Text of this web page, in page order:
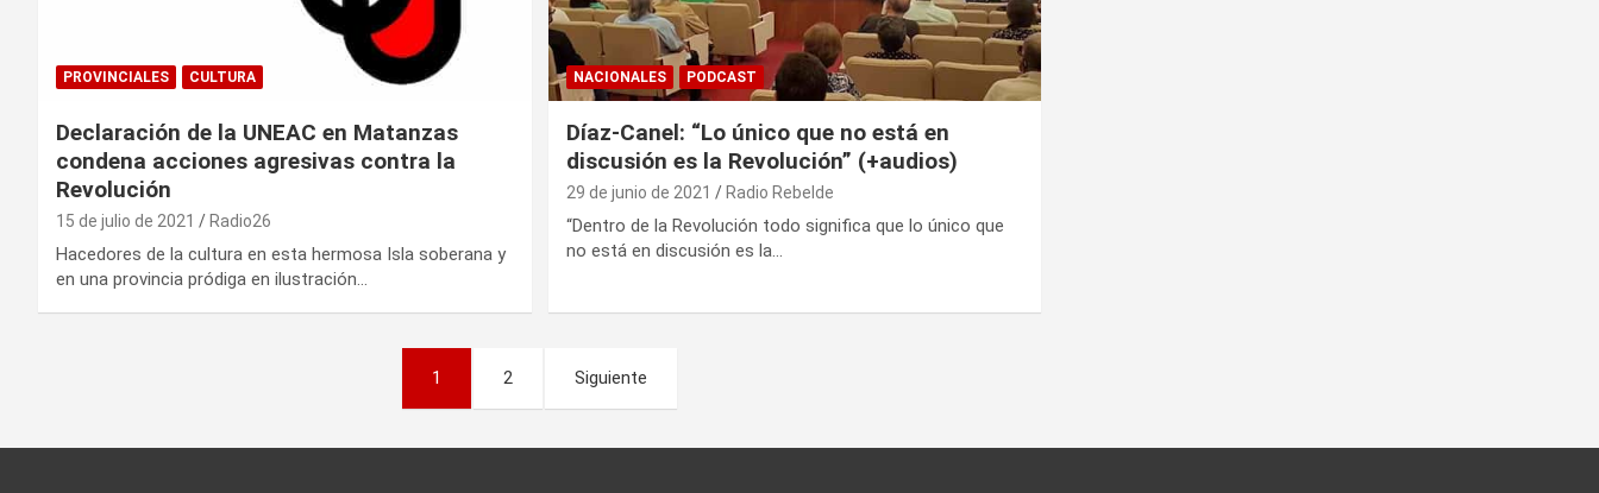
PROVINCIALES CULTURA
Declaración de la UNEAC en Matanzas
condena acciones agresivas contra la
Revolución
15 de julio de 2021 Radio26
Hacedores de la cultura en esta hermosa Isla soberana y
en una provincia pródiga en ilustración…
NACIONALES PODCAST
Díaz-Canel: “Lo único que no está en
discusión es la Revolución” (+audios)
29 de junio de 2021 Radio Rebelde
“Dentro de la Revolución todo significa que lo único que
no está en discusión es la…
1 2 Siguiente